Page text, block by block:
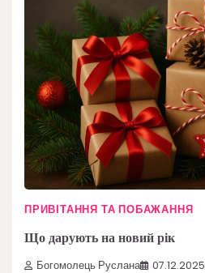
ПРИВІТАННЯ ТА ПОБАЖАННЯ
Що дарують на новий рік
Богомолець Руслана 07.12.2025